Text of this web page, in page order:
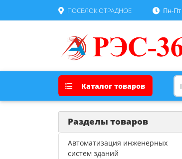
ПОСЕЛОК ОТРАДНОЕ Пн-Пт
Каталог товаров
Разделы товаров
Автоматизация инженерных
систем зданий